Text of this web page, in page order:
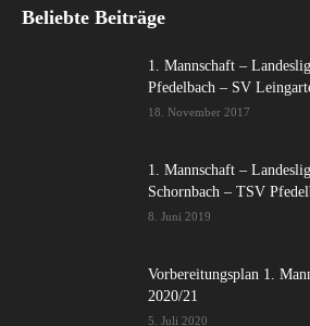
Beliebte Beiträge
1. Mannschaft –
Pfedelbach – SV
18. November 2017
1. Mannschaft –
Schornbach – TSV
8. Juni 2019
Vorbereitungsplan 1.
2020/21
5. Juli 2020